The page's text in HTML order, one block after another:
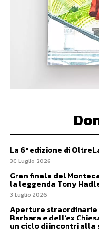
La 6ª edizione di
30 Luglio 2026
Gran finale del
la leggenda Tony
3 Luglio 2026
Aperture straordinarie
Barbara e dell’ex
un ciclo di incontri alla